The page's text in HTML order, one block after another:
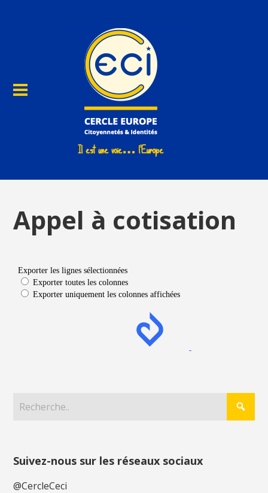
Appel à cotisation
Suivez-nous sur les réseaux sociaux
@CercleCeci